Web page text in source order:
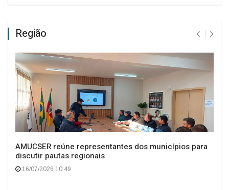
Região
AMUCSER reúne representantes dos municípios para
discutir pautas regionais
16/07/2026 10:49